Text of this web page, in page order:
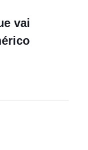
vai